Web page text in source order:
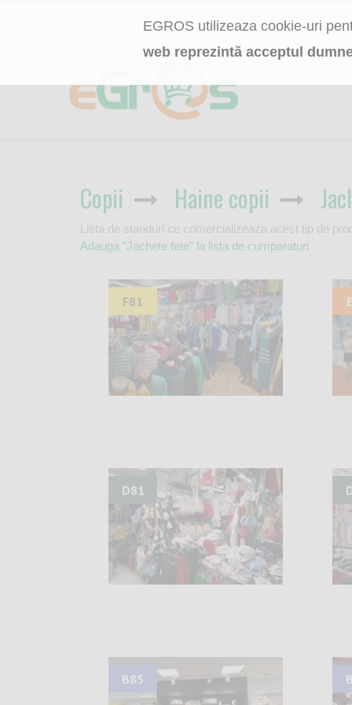
EGROS utilizeaza cookie-uri
web reprezintă acceptul
Copii Haine copii
Lista de standuri ce comercializeaza acest tip de
Adauga "Jachete fete" la lista de cumparaturi
F81
D81
B85